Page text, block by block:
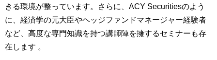
きる環境が整っています。さらに、ACY Securitiesのよう
に、経済学の元大臣やヘッジファンドマネージャー経験者
など、高度な専門知識を持つ講師陣を擁するセミナーも存
在します 。